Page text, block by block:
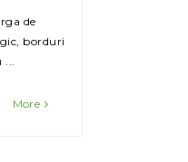
de
borduri
...
More